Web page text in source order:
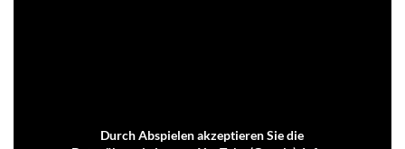
Durch Abspielen akzeptieren Sie die